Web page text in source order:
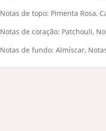
Notas de topo: Pimenta Rosa,
Notas de coração: Patchouli,
Notas de fundo: Almíscar,